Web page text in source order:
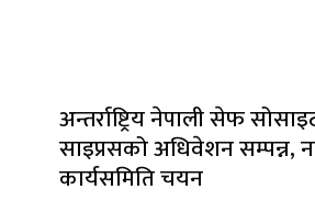
अन्तर्राष्ट्रिय नेपाली सेफ
साइप्रसको अधिवेशन सम्पन्न,
कार्यसमिति चयन